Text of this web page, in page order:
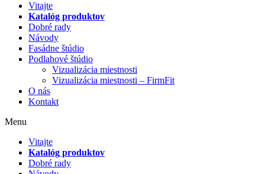
Vitajte
Katalóg produktov
Dobré rady
Návody
Fasádne štúdio
Podlahové štúdio
Vizualizácia miestnosti
Vizualizácia miestnosti – FirmFit
O nás
Kontakt
Menu
Vitajte
Katalóg produktov
Dobré rady